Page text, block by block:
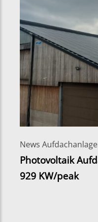
News
Photovoltaik
929 KW/peak